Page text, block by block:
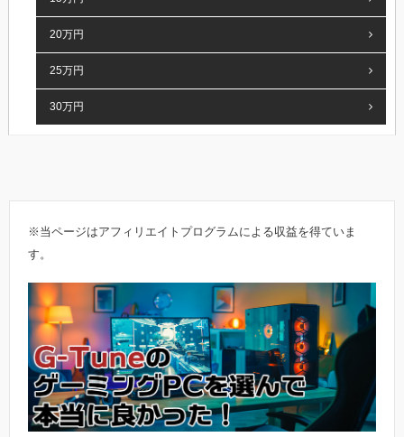
20万円
25万円
30万円
※当ページはアフィリエイトプログラムによる収益を得ていま
す。